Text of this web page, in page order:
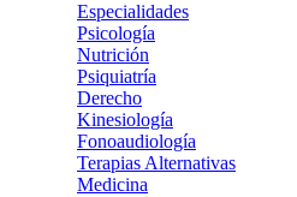
Especialidades
Psicología
Nutrición
Psiquiatría
Derecho
Kinesiología
Fonoaudiología
Terapias Alternativas
Medicina